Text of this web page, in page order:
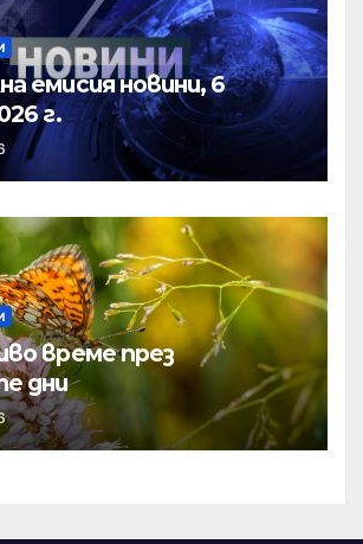
емисия новини, 6
г.
време през
дни